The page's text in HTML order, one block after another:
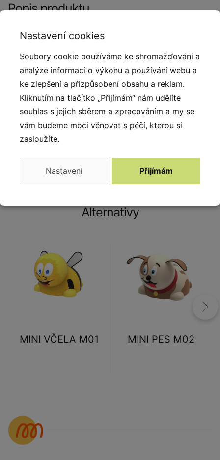
Popis produktu
3D herní prvky patří mezi oblíbené produkty vyráběné
EPDM granulátu bylo použito alifatické pojivo (
polyuretanová pryskyřice ). Konstrukci prvku tvoří
laminátový skelet, který je vysoce odolný a pevný. 3D
prvky díky svému povrchu nekloužou, jsou stabilní a
bezpečné. Výhradně český výrobek si našel cestu k
dětem díky přitažlivému konceptu a společně s
dalšími herními prvky tvoří set s vysokou přidanou
Alternativy
MINI VČELA M01 MINI PES M02
Nastavení cookies
Soubory cookie používáme ke shromažďování a
analýze informací o výkonu a používání webu a
ke zlepšení a přizpůsobení obsahu a reklam.
Kliknutím na tlačítko „Přijímám“ nám udělíte
souhlas s jejich sběrem a zpracováním a my se
vám budeme moci věnovat s péčí, kterou si
zasloužíte.
Nastavení Přijímám